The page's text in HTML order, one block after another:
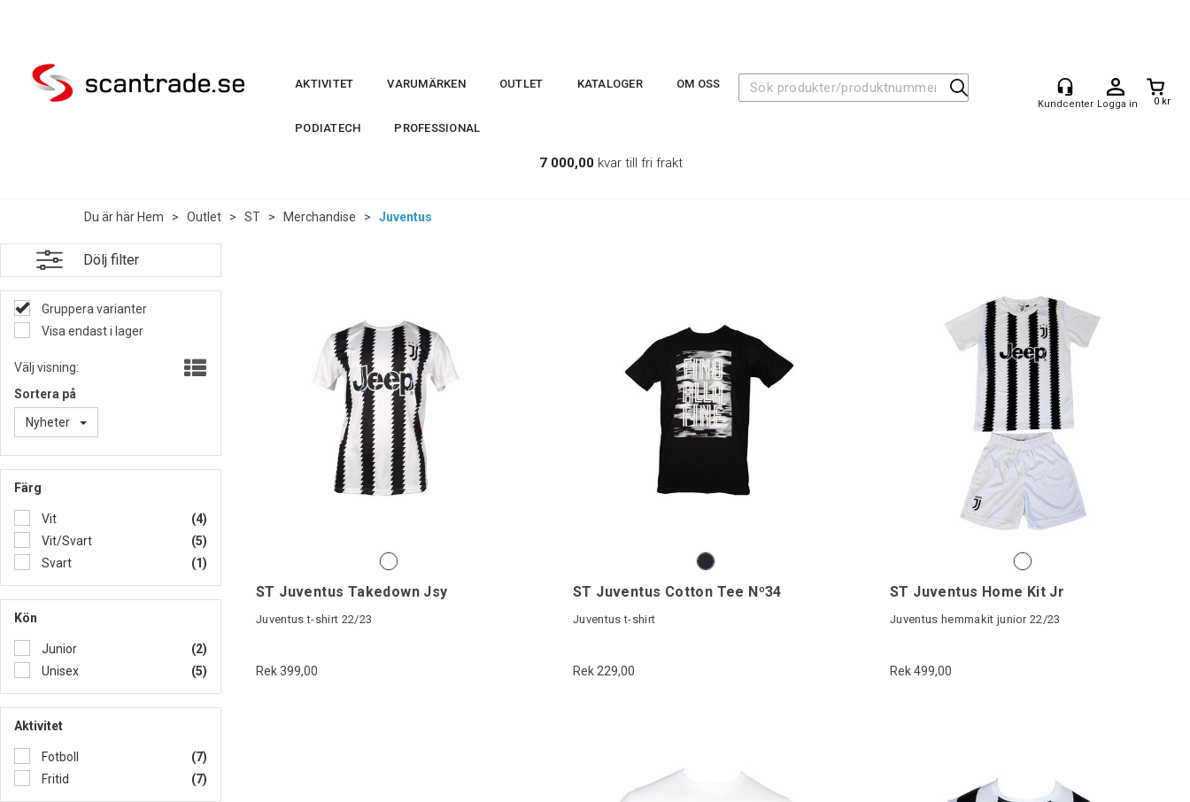
Logga in 0 kr
AKTIVITET VARUMÄRKEN OUTLET KATALOGER OM OSS
PODIATECH PROFESSIONAL
7 000,00 kvar till fri frakt
Du är här Hem > Outlet > ST > Merchandise > Juventus
Dölj filter
Gruppera varianter
Visa endast i lager
Välj visning:
Sortera på
Nyheter
Färg
Vit
(4)
Vit/Svart
(5)
Svart
(1)
Kön
Junior
(2)
Unisex
(5)
Aktivitet
Fotboll
(7)
Fritid
(7)
ST Juventus Takedown Jsy
Juventus t-shirt 22/23
Rek 399,00
ST Juventus Cotton Tee Nº34
Juventus t-shirt
Rek 229,00
ST Juventus Home Kit Jr
Juventus hemmakit junior 22/23
Rek 499,00